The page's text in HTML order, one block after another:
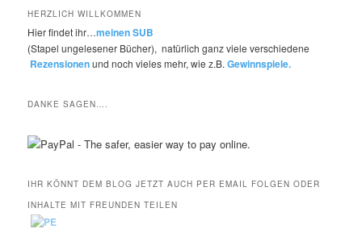
HERZLICH WILLKOMMEN
Hier findet ihr…meinen SUB
(Stapel ungelesener Bücher), natürlich ganz viele verschiedene
Rezensionenund noch vieles mehr, wie z.B.Gewinnspiele.
DANKE SAGEN….
IHR KÖNNT DEM BLOG JETZT AUCH PER EMAIL FOLGEN ODER
INHALTE MIT FREUNDEN TEILEN